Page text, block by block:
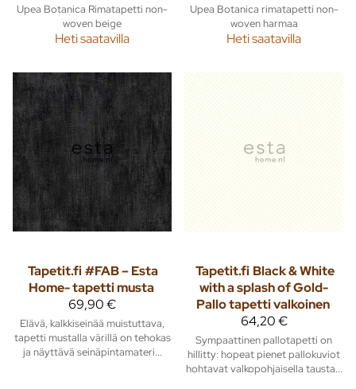
Upea Botanica Rimatapetti non-
woven beige
Heti saatavilla
Upea Botanica rimatapetti non-
woven harmaa
Heti saatavilla
Tapetit.fi#FAB – Esta
Home- tapetti musta
69,90 €
Elävä, kalkkiseinää muistuttava,
tapetti mustalla värillä on tehokas
ja näyttävä seinäpintamateri...
Tapetit.fi Black & White
with a splash of Gold-
Pallo tapetti valkoinen
64,20 €
Sympaattinen pallotapetti on
hillitty: hopeat pienet pallokuviot
hohtavat valkopohjaisella tausta...